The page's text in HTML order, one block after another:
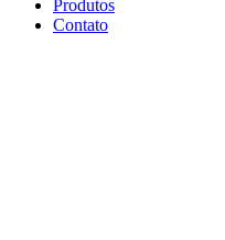
Produtos
Contato